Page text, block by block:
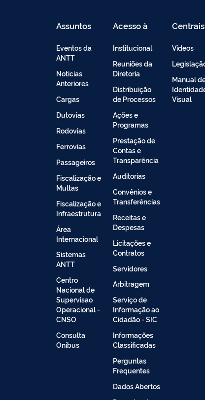
Assuntos
Eventos da
ANTT
Noticias
Anteriores
Cargas
Dutovias
Rodovias
Ferrovias
Passageiros
Fiscalização e
Multas
Fiscalização e
Infraestrutura
Área
Internacional
Sistemas
ANTT
Centro
Nacional de
Supervisao
Operacional -
CNSO
Consulta
Onibus
Acesso à
Institucional
Reuniões da
Diretoria
Distribuição
de Processos
Ações e
Programas
Prestação de
Contas e
Transparência
Auditorias
Convênios e
Transferências
Receitas e
Despesas
Licitações e
Contratos
Servidores
Arbitragem
Serviço de
Informação ao
Cidadão - SIC
Informações
Classificadas
Perguntas
Frequentes
Dados Abertos
Centrais
Vídeos
Manual
Visual